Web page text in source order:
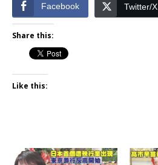
Facebook Twitter/X
Share this:
Like this: